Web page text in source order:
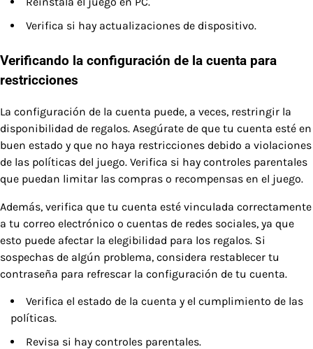
Verifica si hay actualizaciones de dispositivo.
Verificando la configuración de la cuenta para
restricciones
La configuración de la cuenta puede, a veces, restringir la
disponibilidad de regalos. Asegúrate de que tu cuenta esté en
buen estado y que no haya restricciones debido a violaciones
de las políticas del juego. Verifica si hay controles parentales
que puedan limitar las compras o recompensas en el juego.
Además, verifica que tu cuenta esté vinculada correctamente
a tu correo electrónico o cuentas de redes sociales, ya que
esto puede afectar la elegibilidad para los regalos. Si
sospechas de algún problema, considera restablecer tu
contraseña para refrescar la configuración de tu cuenta.
Verifica el estado de la cuenta y el cumplimiento de las
políticas.
Revisa si hay controles parentales.